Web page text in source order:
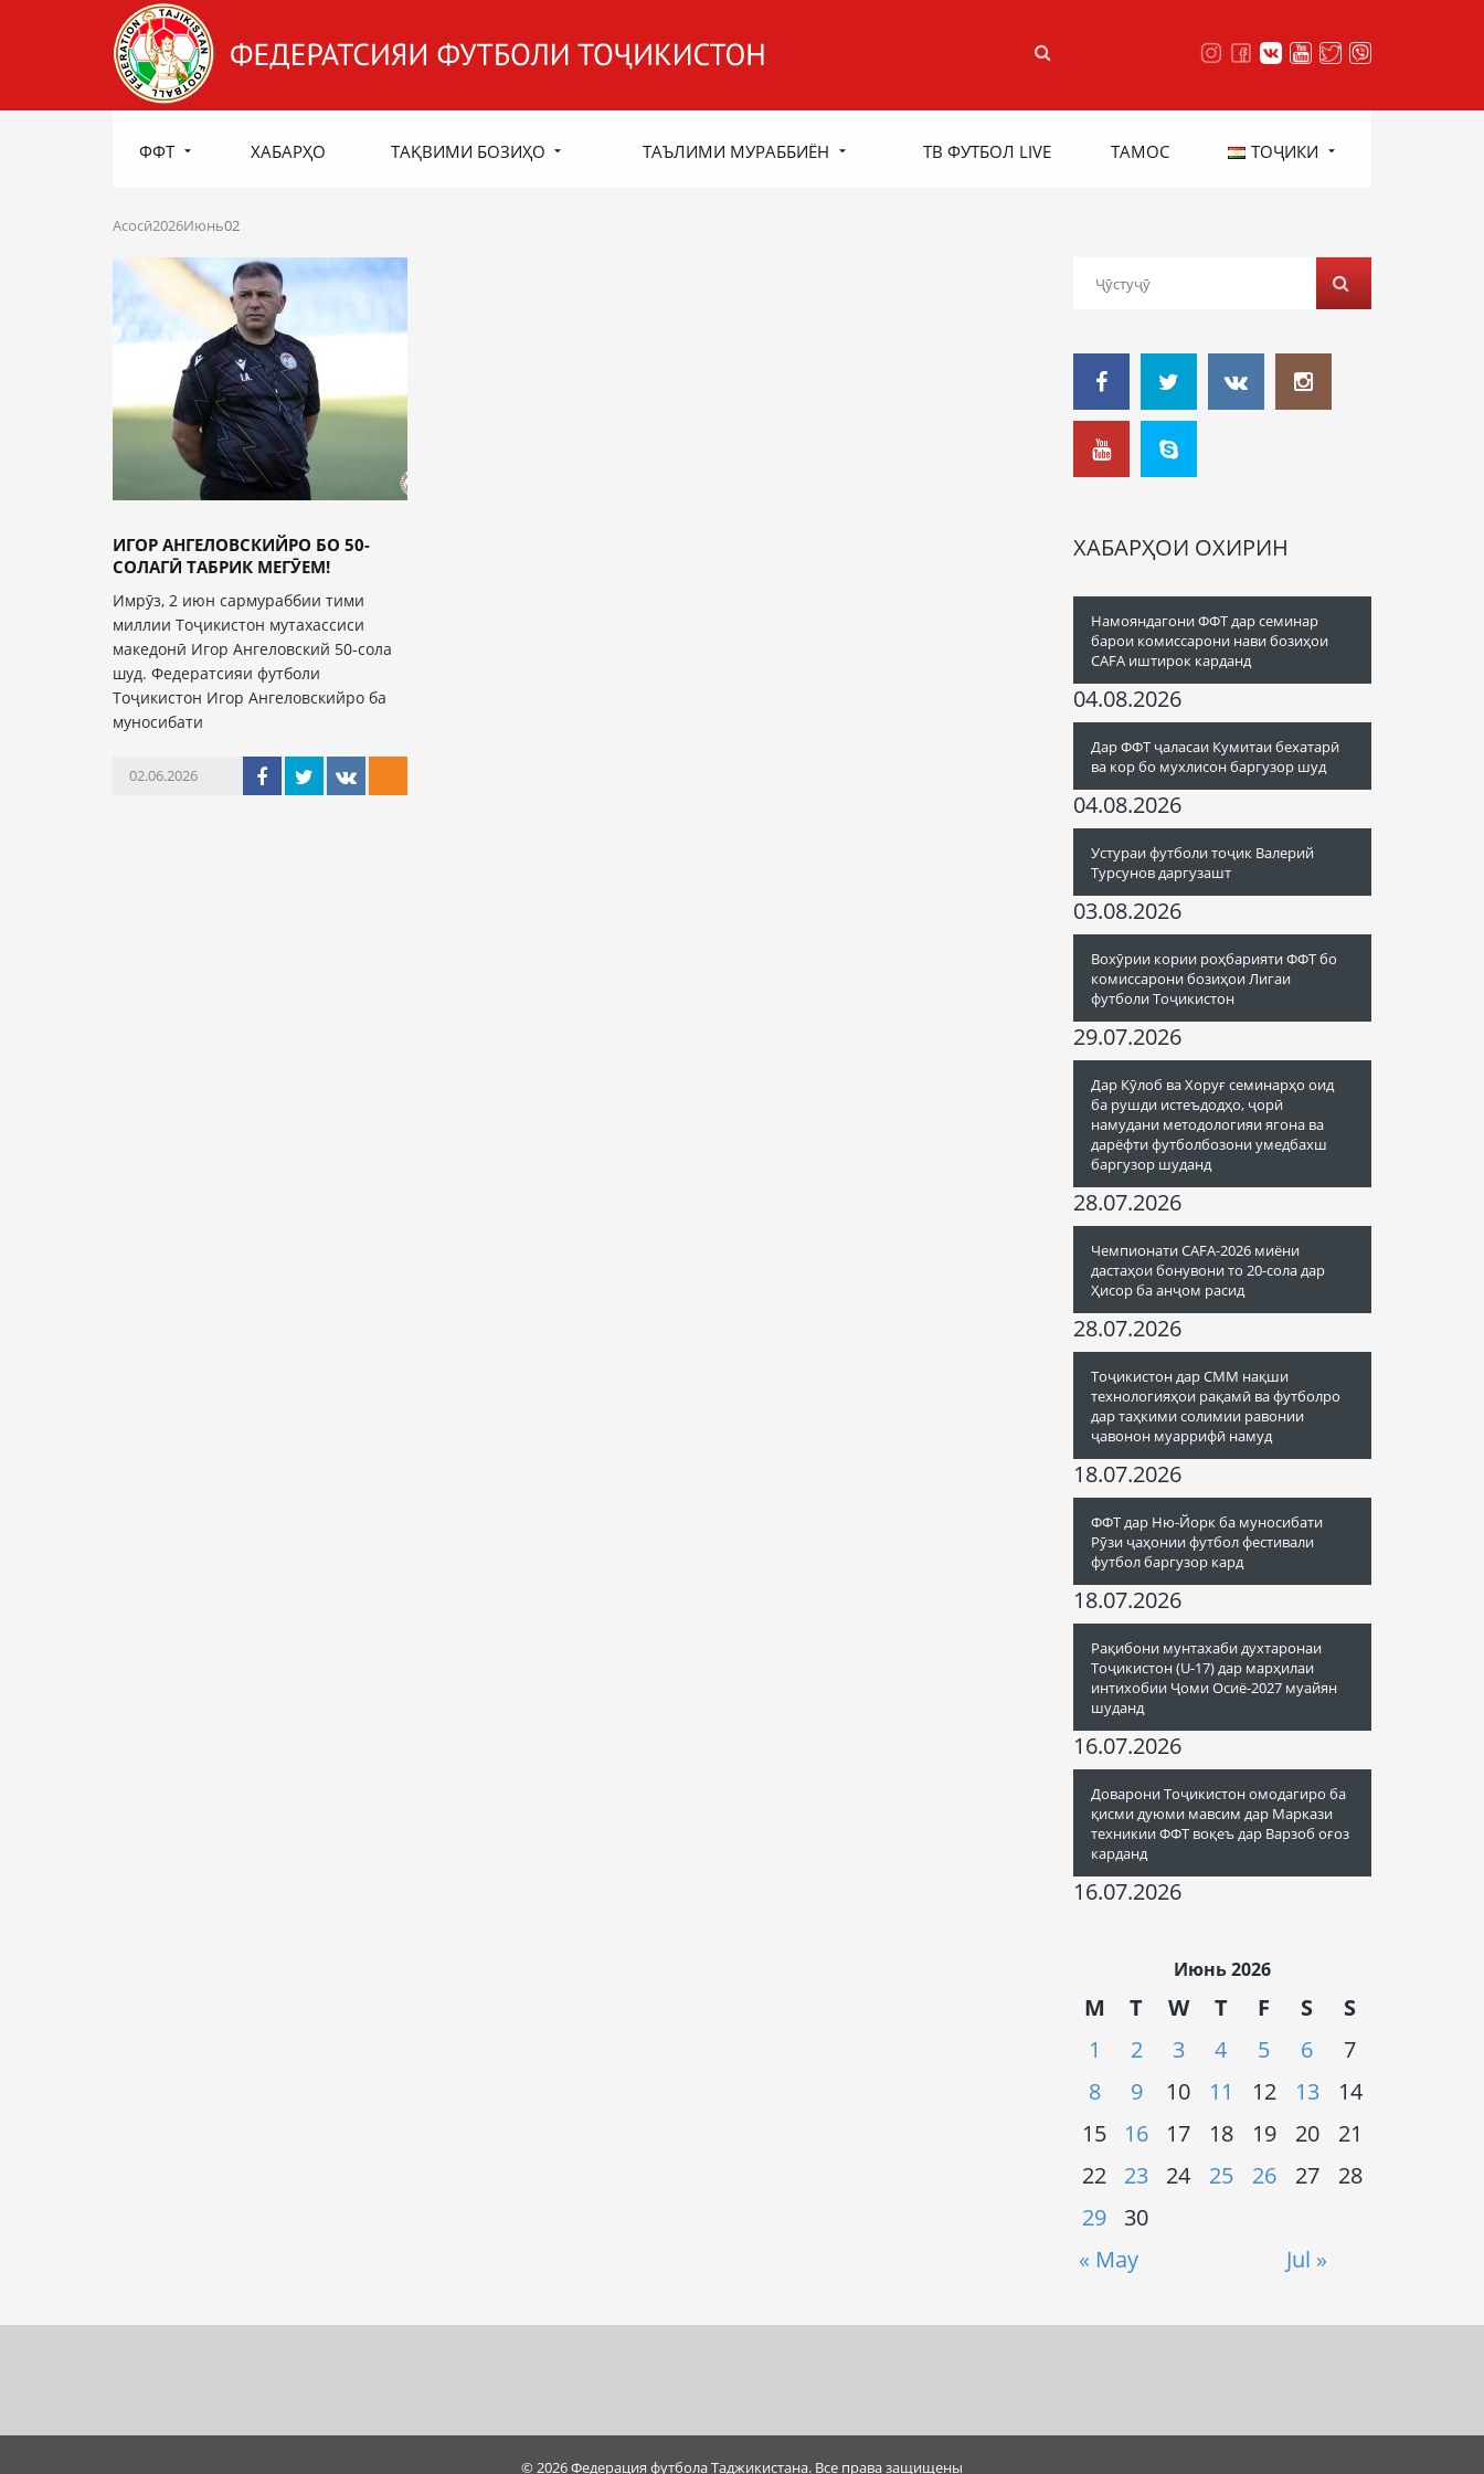
ФФТ ХАБАРҲО ТАҚВИМИ БОЗИҲО ТАЪЛИМИ МУРАББИЁН ТВ ФУТБОЛ LIVE ТАМОС ТОҶИКИ
Асосӣ2026Июнь02
ИГОР АНГЕЛОВСКИЙРО БО 50-
СОЛАГӢ ТАБРИК МЕГӮЕМ!
Имрӯз, 2 июн сармураббии тими
миллии Тоҷикистон мутахассиси
македонӣ Игор Ангеловский 50-сола
шуд. Федератсияи футболи
Тоҷикистон Игор Ангеловскийро ба
муносибати
02.06.2026
ХАБАРҲОИ ОХИРИН
Намояндагони ФФТ дар семинар
барои комиссарони нави бозиҳои
CAFA иштирок карданд
04.08.2026
Дар ФФТ ҷаласаи Кумитаи бехатарӣ
ва кор бо мухлисон баргузор шуд
04.08.2026
Устураи футболи тоҷик Валерий
Турсунов даргузашт
03.08.2026
Вохӯрии кории роҳбарияти ФФТ бо
комиссарони бозиҳои Лигаи
футболи Тоҷикистон
29.07.2026
Дар Кӯлоб ва Хоруғ семинарҳо оид
ба рушди истеъдодҳо, ҷорӣ
намудани методологияи ягона ва
дарёфти футболбозони умедбахш
баргузор шуданд
28.07.2026
Чемпионати CAFA-2026 миёни
дастаҳои бонувони то 20-сола дар
Ҳисор ба анҷом расид
28.07.2026
Тоҷикистон дар СММ нақши
технологияҳои рақамӣ ва футболро
дар таҳкими солимии равонии
ҷавонон муаррифӣ намуд
18.07.2026
ФФТ дар Ню-Йорк ба муносибати
Рӯзи ҷаҳонии футбол фестивали
футбол баргузор кард
18.07.2026
Рақибони мунтахаби духтаронаи
Тоҷикистон (U-17) дар марҳилаи
интихобии Ҷоми Осиё-2027 муайян
шуданд
16.07.2026
Доварони Тоҷикистон омодагиро ба
қисми дуюми мавсим дар Маркази
техникии ФФТ воқеъ дар Варзоб оғоз
карданд
16.07.2026
Июнь 2026
M T W T F S S
« May Jul »
1 2 3 4 5 6
7
8
9 10 11 12 13
14
15
16 17 18 19 20
21
22
23 24 25 26 27
28
29
30
© 2026 Федерация футбола Таджикистана. Все права защищены